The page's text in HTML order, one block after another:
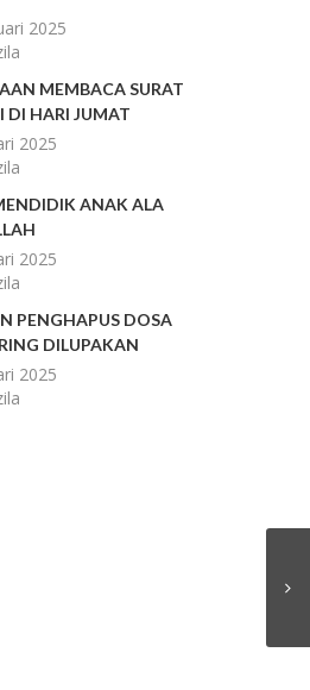
2025
MEMBACA SURAT
DI HARI JUMAT
2025
ANAK ALA
2025
PENGHAPUS DOSA
DILUPAKAN
2025